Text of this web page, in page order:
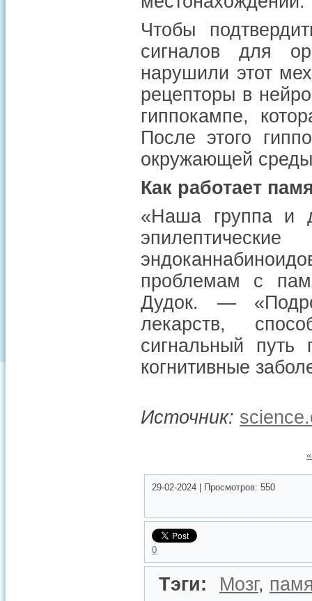
Чтобы
сигналов для
нарушили этот
рецепторы в
гиппокампе,
После этого
окружающей
Как работает
«Наша группа и
проблемам с
Дудок. —
лекарств,
сигнальный путь
когнитивные
Источник:
29-02-2024 Просмотров: 550
0
Тэги: Мозг,